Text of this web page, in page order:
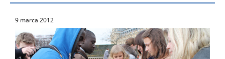
9 marca 2012